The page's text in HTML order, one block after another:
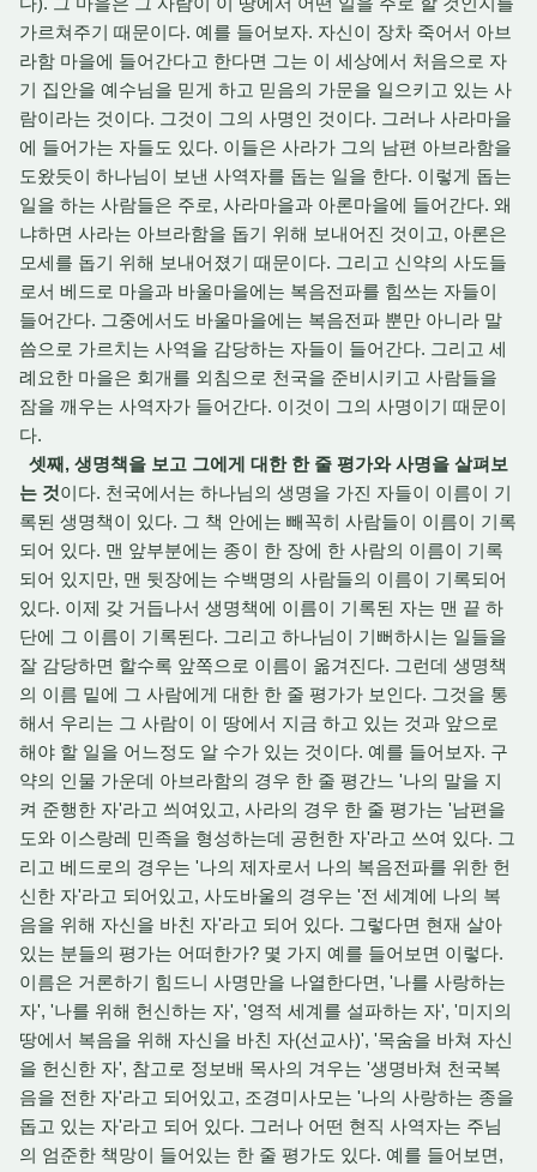
가르쳐주기 때문이다. 예를 들어보자. 자신이 장차 죽어서 아브
라함 마을에 들어간다고 한다면 그는 이 세상에서 처음으로 자
기 집안을 예수님을 믿게 하고 믿음의 가문을 일으키고 있는 사
람이라는 것이다. 그것이 그의 사명인 것이다. 그러나 사라마을
에 들어가는 자들도 있다. 이들은 사라가 그의 남편 아브라함을
도왔듯이 하나님이 보낸 사역자를 돕는 일을 한다. 이렇게 돕는
일을 하는 사람들은 주로, 사라마을과 아론마을에 들어간다. 왜
냐하면 사라는 아브라함을 돕기 위해 보내어진 것이고, 아론은
모세를 돕기 위해 보내어졌기 때문이다. 그리고 신약의 사도들
로서 베드로 마을과 바울마을에는 복음전파를 힘쓰는 자들이
들어간다. 그중에서도 바울마을에는 복음전파 뿐만 아니라 말
씀으로 가르치는 사역을 감당하는 자들이 들어간다. 그리고 세
례요한 마을은 회개를 외침으로 천국을 준비시키고 사람들을
잠을 깨우는 사역자가 들어간다. 이것이 그의 사명이기 때문이
다.
셋째, 생명책을 보고 그에게 대한 한 줄 평가와 사명을 살펴보
는 것이다. 천국에서는 하나님의 생명을 가진 자들이 이름이 기
록된 생명책이 있다. 그 책 안에는 빼꼭히 사람들이 이름이 기록
되어 있다. 맨 앞부분에는 종이 한 장에 한 사람의 이름이 기록
되어 있지만, 맨 뒷장에는 수백명의 사람들의 이름이 기록되어
있다. 이제 갖 거듭나서 생명책에 이름이 기록된 자는 맨 끝 하
단에 그 이름이 기록된다. 그리고 하나님이 기뻐하시는 일들을
잘 감당하면 할수록 앞쪽으로 이름이 옮겨진다. 그런데 생명책
의 이름 밑에 그 사람에게 대한 한 줄 평가가 보인다. 그것을 통
해서 우리는 그 사람이 이 땅에서 지금 하고 있는 것과 앞으로
해야 할 일을 어느정도 알 수가 있는 것이다. 예를 들어보자. 구
약의 인물 가운데 아브라함의 경우 한 줄 평간느 '나의 말을 지
켜 준행한 자'라고 씌여있고, 사라의 경우 한 줄 평가는 '남편을
도와 이스랑레 민족을 형성하는데 공헌한 자'라고 쓰여 있다. 그
리고 베드로의 경우는 '나의 제자로서 나의 복음전파를 위한 헌
신한 자'라고 되어있고, 사도바울의 경우는 '전 세계에 나의 복
음을 위해 자신을 바친 자'라고 되어 있다. 그렇다면 현재 살아
있는 분들의 평가는 어떠한가? 몇 가지 예를 들어보면 이렇다.
이름은 거론하기 힘드니 사명만을 나열한다면, '나를 사랑하는
자', '나를 위해 헌신하는 자', '영적 세계를 설파하는 자', '미지의
땅에서 복음을 위해 자신을 바친 자(선교사)', '목숨을 바쳐 자신
을 헌신한 자', 참고로 정보배 목사의 겨우는 '생명바쳐 천국복
음을 전한 자'라고 되어있고, 조경미사모는 '나의 사랑하는 종을
돕고 있는 자'라고 되어 있다. 그러나 어떤 현직 사역자는 주님
의 엄준한 책망이 들어있는 한 줄 평가도 있다. 예를 들어보면,